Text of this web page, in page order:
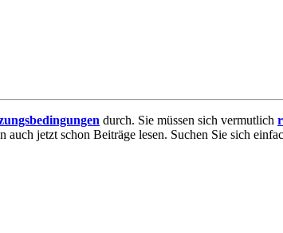
durch. Sie müssen sich vermutlich
jetzt schon Beiträge lesen. Suchen Sie sich